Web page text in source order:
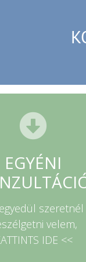
EGYÉNI
szeretnél
velem,
IDE <<